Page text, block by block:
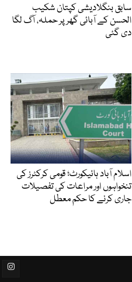
سابق بنگلادیشی کپتان شکیب
الحسن کے آبائی گھر پر حملہ، آگ لگا
دی گئی
اسلام آباد ہائیکورٹ؛ قومی کرکٹرز کی
تنخواہوں اور مراعات کی تفصیلات
جاری کرنے کا حکم معطل